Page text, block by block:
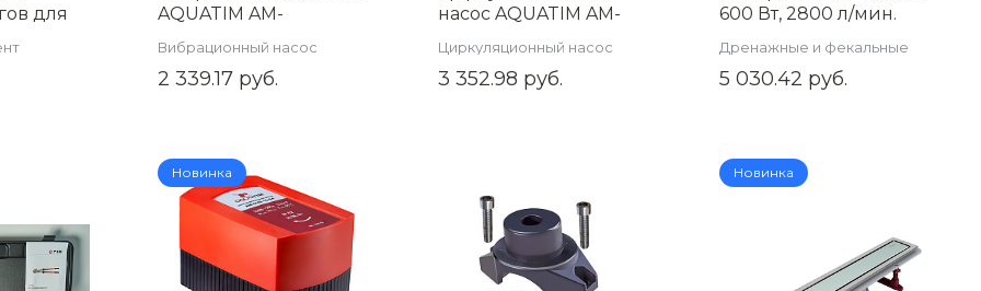
для
AQUATIM AM-
Вибрационный насос
2 339.17 руб.
насос AQUATIM AM-
Циркуляционный насос
3 352.98 руб.
600 Вт, 2800 л/мин.
CGP600P-03
Дренажные и фекальные
насосы
5 030.42 руб.
Новинка Новинка